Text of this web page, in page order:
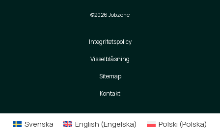
©2026 Jobzone
Integritetspolicy
Visselblåsning
Sitemap
Kontakt
Svenska English (Engelska) Polski (Polska)